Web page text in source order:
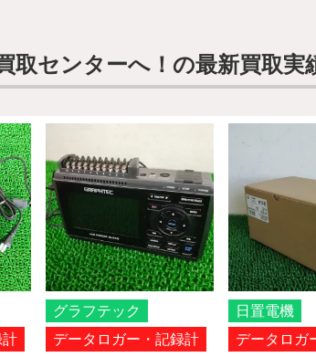
取センターへ！の最新買取実
グラフテック
データロガー・記録計
日置電機
データロガ